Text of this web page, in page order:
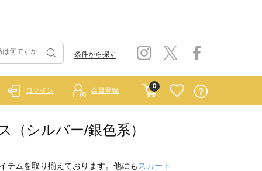
条件から探す
0
ログイン 会員登録
シルバー/銀色系）
テムを取り揃えております。他にも スカート